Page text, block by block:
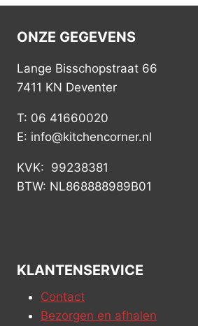
ONZE GEGEVENS
Lange Bisschopstraat 66
7411 KN Deventer
T: 06 41660020
E: info@kitchencorner.nl
KVK: 99238381
BTW: NL868888989B01
KLANTENSERVICE
Contact
Bezorgen en afhalen